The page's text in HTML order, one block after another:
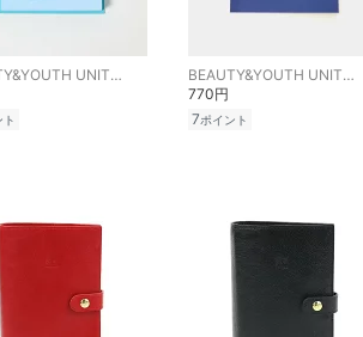
BEAUTY&YOUTH UNITED ARROWS
ト
BEAUTY&YOUTH UNITED ARROWS
770円
7ポイント